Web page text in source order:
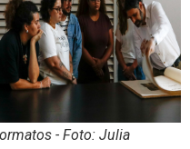
- Foto: Julia